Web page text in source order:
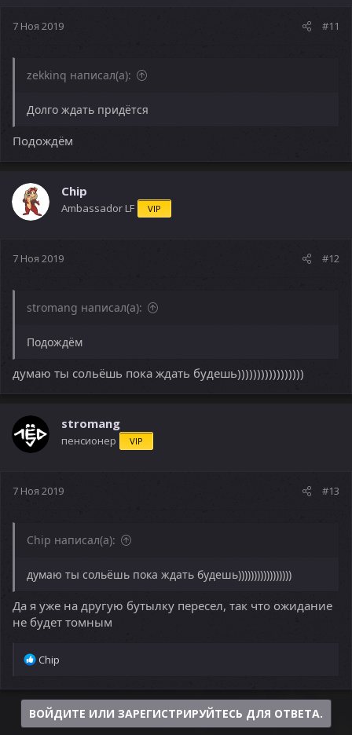
7 Ноя 2019 #11
zekkinq написал(а):
Долго ждать придётся
Подождём
Chip
Ambassador LF VIP
7 Ноя 2019 #12
stromang написал(а):
Подождём
думаю ты сольёшь пока ждать будешь)))))))))))))))))
stromang
пенсионер VIP
7 Ноя 2019 #13
Chip написал(а):
думаю ты сольёшь пока ждать будешь)))))))))))))))))
Да я уже на другую бутылку пересел, так что ожидание
не будет томным
Р
а
к
ц
и
Chip
ВОЙДИТЕ ИЛИ ЗАРЕГИСТРИРУЙТЕСЬ ДЛЯ ОТВЕТА.